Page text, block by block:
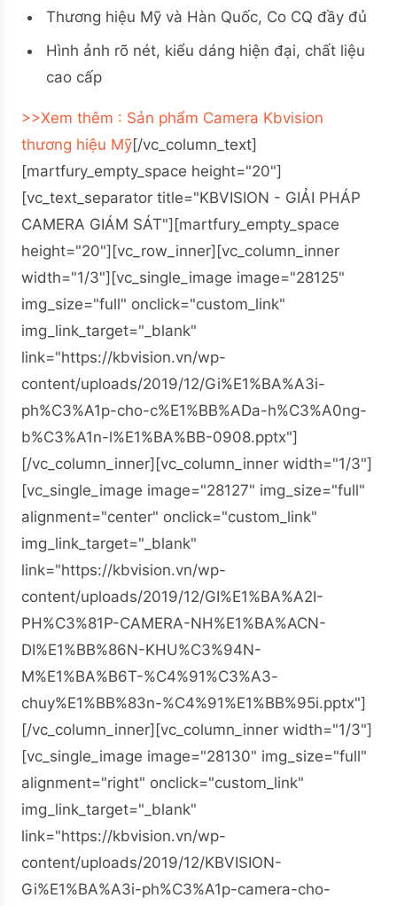
Thương hiệu Mỹ và Hàn Quốc, Co CQ đầy đủ
Hình ảnh rõ nét, kiểu dáng hiện đại, chất liệu
cao cấp
>>Xem thêm : Sản phẩm Camera Kbvision
thương hiệu Mỹ[/vc_column_text]
[martfury_empty_space height="20"]
[vc_text_separator title="KBVISION - GIẢI PHÁP
CAMERA GIÁM SÁT"][martfury_empty_space
height="20"][vc_row_inner][vc_column_inner
width="1/3"][vc_single_image image="28125"
img_size="full" onclick="custom_link"
img_link_target="_blank"
link="https://kbvision.vn/wp-
content/uploads/2019/12/Gi%E1%BA%A3i-
ph%C3%A1p-cho-c%E1%BB%ADa-h%C3%A0ng-
b%C3%A1n-l%E1%BA%BB-0908.pptx"]
[/vc_column_inner][vc_column_inner width="1/3"]
[vc_single_image image="28127" img_size="full"
alignment="center" onclick="custom_link"
img_link_target="_blank"
link="https://kbvision.vn/wp-
content/uploads/2019/12/GI%E1%BA%A2I-
PH%C3%81P-CAMERA-NH%E1%BA%ACN-
DI%E1%BB%86N-KHU%C3%94N-
M%E1%BA%B6T-%C4%91%C3%A3-
chuy%E1%BB%83n-%C4%91%E1%BB%95i.pptx"]
[/vc_column_inner][vc_column_inner width="1/3"]
[vc_single_image image="28130" img_size="full"
alignment="right" onclick="custom_link"
img_link_target="_blank"
link="https://kbvision.vn/wp-
content/uploads/2019/12/KBVISION-
Gi%E1%BA%A3i-ph%C3%A1p-camera-cho-